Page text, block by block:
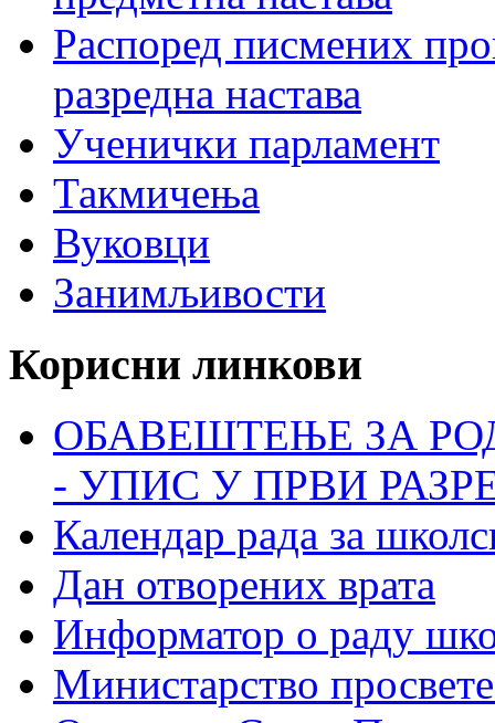
Распоред писмених
разредна настава
Ученички парламент
Такмичења
Вуковци
Занимљивости
Корисни линкови
ОБАВЕШТЕЊЕ ЗА
- УПИС У ПРВИ
Календар рада за
Дан отворених врата
Информатор о раду
Министарство